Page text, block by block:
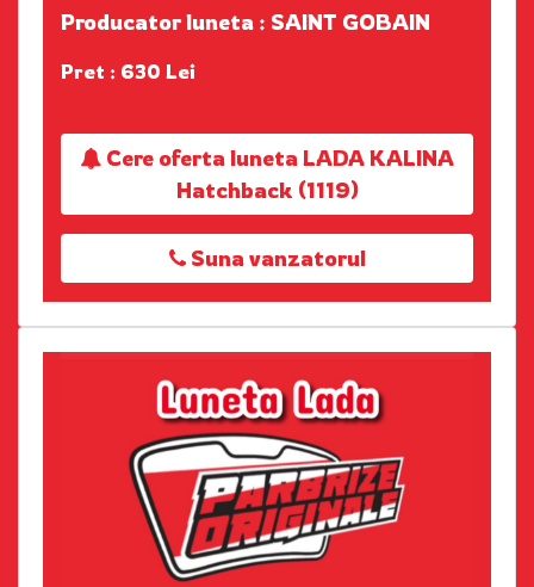
Producator luneta : SAINT GOBAIN
Pret : 630 Lei
Cere oferta luneta LADA KALINA
Hatchback (1119)
Suna vanzatorul